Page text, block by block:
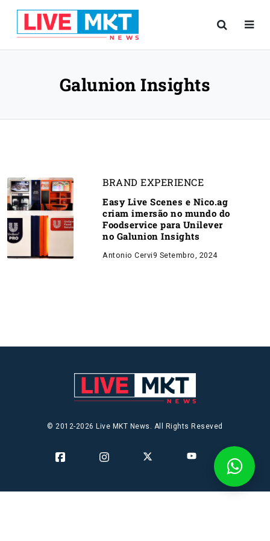
Galunion Insights
BRAND EXPERIENCE
Easy Live Scenes e Nico.ag
criam imersão no mundo do
Foodservice para Unilever
no Galunion Insights
Antonio Cervi 9 Setembro, 2024
© 2012-2026 Live MKT News. All Rights Reseved